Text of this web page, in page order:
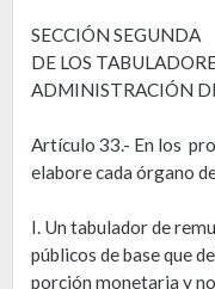
SECCIÓN SEGUNDA
DE LOS
ADMINISTRACIÓN
Artículo 33.- En los
elabore cada órgano
I. Un tabulador de
públicos de base que
porción monetaria y